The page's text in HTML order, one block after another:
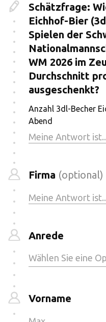
Schätzfrage:
Eichhof-Bier
Spielen der
WM 2026 im
Durchschnitt
ausgeschenkt?
Anzahl 3dl-Becher
Abend
Firma (optional)
Anrede
Vorname